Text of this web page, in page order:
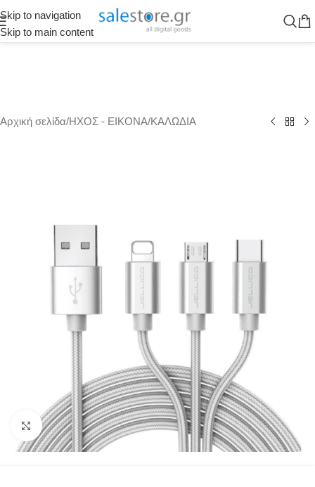
Skip to navigation
Skip to main content
Αρχική σελίδα/ΗΧΟΣ - ΕΙΚΟΝΑ/ΚΑΛΩΔΙΑ
Click to enlarge